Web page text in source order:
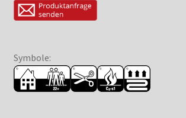
Symbole: